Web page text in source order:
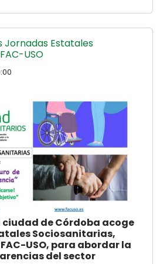
Jornadas Estatales
USO
ciudad de Córdoba acoge
Sociosanitarias,
USO, para abordar la
del sector